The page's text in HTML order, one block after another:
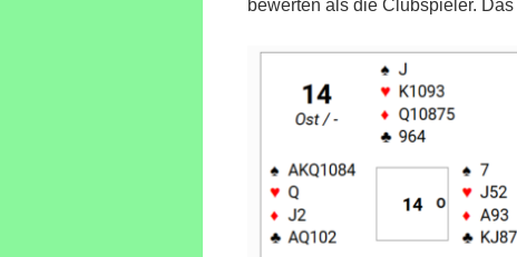
bewerten als die Clubspieler.